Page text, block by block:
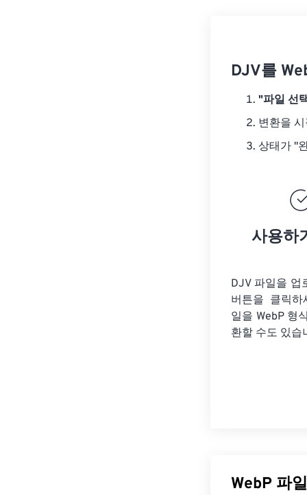
DJV를
"파일 선
변환을
상태가 "
사용하
DJV 파일을 업
버튼을 클릭
일을 WebP 형
환할 수도 있습
WebP 파